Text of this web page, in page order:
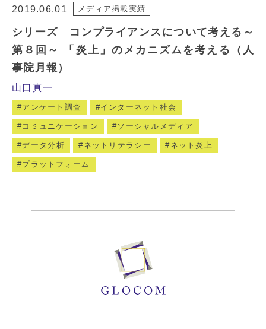
2019.06.01 メディア掲載実績
シリーズ コンプライアンスについて考える～
第８回～ 「炎上」のメカニズムを考える（人
事院月報）
山口真一
アンケート調査 インターネット社会
コミュニケーション ソーシャルメディア
データ分析 ネットリテラシー ネット炎上
プラットフォーム